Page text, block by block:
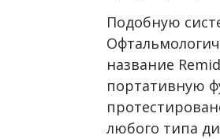
Подобную
название
портативную
любого типа